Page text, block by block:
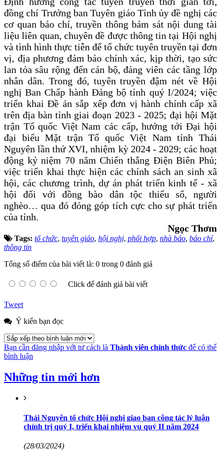
đồng chí Trưởng ban Tuyên giáo Tỉnh ủy đề nghị các
cơ quan báo chí, truyền thông bám sát nội dung tài
liệu liên quan, chuyên đề được thông tin tại Hội nghị
và tình hình thực tiễn để tổ chức tuyên truyền tại đơn
vị, địa phương đảm bảo chính xác, kịp thời, tạo sức
lan tỏa sâu rộng đến cán bộ, đảng viên các tầng lớp
nhân dân. Trong đó, tuyên truyền đậm nét về Hội
nghị Ban Chấp hành Đảng bộ tỉnh quý I/2024; việc
triển khai Đề án sắp xếp đơn vị hành chính cấp xã
trên địa bàn tỉnh giai đoạn 2023 - 2025; đại hội Mặt
trận Tổ quốc Việt Nam các cấp, hướng tới Đại hội
đại biểu Mặt trận Tổ quốc Việt Nam tỉnh Thái
Nguyên lần thứ XVI, nhiệm kỳ 2024 - 2029; các hoạt
động kỷ niệm 70 năm Chiến thắng Điện Biên Phủ;
việc triển khai thực hiện các chính sách an sinh xã
hội, các chương trình, dự án phát triển kinh tế - xã
hội đối với đồng bào dân tộc thiểu số, người
nghèo… qua đó đóng góp tích cực cho sự phát triển
của tỉnh.
Ngọc Thơm
Tags: tổ chức, tuyên giáo, hội nghị, phối hợp, nhà báo, báo chí,
thông tin
Tổng số điểm của bài viết là: 0 trong 0 đánh giá
Click để đánh giá bài viết
Tweet
Ý kiến bạn đọc
Bạn cần đăng nhập với tư cách là Thành viên chính thức để có thể
bình luận
Những tin mới hơn
Thái Nguyên tổ chức Hội nghị giao ban công tác lý luận
chính trị quý I, triển khai nhiệm vụ quý II năm 2024
(28/03/2024)